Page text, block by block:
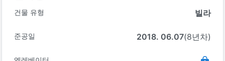
건물 유형 빌라
준공일 2018. 06.07(8년차)